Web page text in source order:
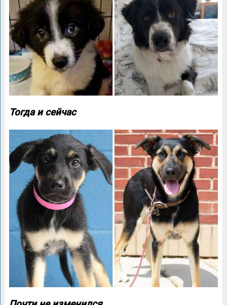
Тогда и сейчас